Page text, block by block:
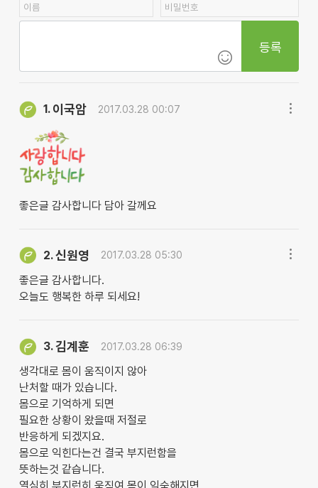
등록
1. 이국암 2017.03.28 00:07
좋은글 감사합니다 담아 갈께요
2.신원영 2017.03.28 05:30
좋은글 감사합니다.
오늘도 행복한 하루 되세요!
3.김계훈 2017.03.28 06:39
생각대로 몸이 움직이지 않아
난처할 때가 있습니다.
몸으로 기억하게 되면
필요한 상황이 왔을때 저절로
반응하게 되겠지요.
몸으로 익힌다는건 결국 부지런함을
뜻하는것 같습니다.